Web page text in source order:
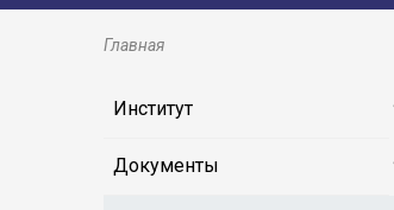
Главная
Институт
Документы